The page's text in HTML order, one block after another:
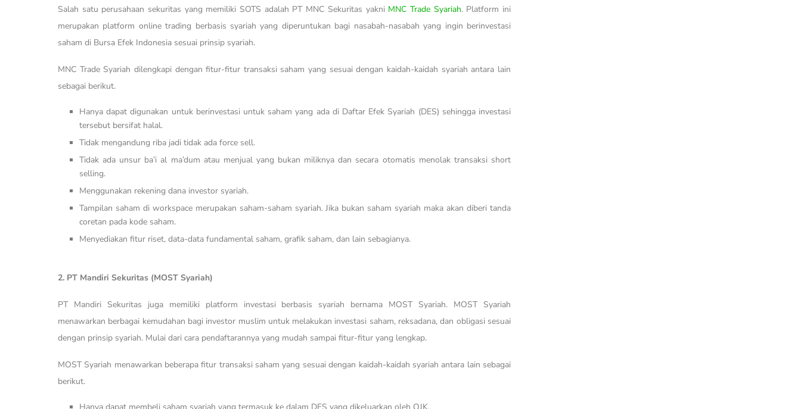
Salah satu perusahaan sekuritas yang memiliki SOTS adalah PT MNC Sekuritas yakni MNC Trade Syariah. Platform ini
merupakan platform online trading berbasis syariah yang diperuntukan bagi nasabah-nasabah yang ingin berinvestasi
saham di Bursa Efek Indonesia sesuai prinsip syariah.
MNC Trade Syariah dilengkapi dengan fitur-fitur transaksi saham yang sesuai dengan kaidah-kaidah syariah antara lain
sebagai berikut.
Hanya dapat digunakan untuk berinvestasi untuk saham yang ada di Daftar Efek Syariah (DES) sehingga investasi
tersebut bersifat halal.
Tidak mengandung riba jadi tidak ada force sell.
Tidak ada unsur ba’i al ma’dum atau menjual yang bukan miliknya dan secara otomatis menolak transaksi short
selling.
Menggunakan rekening dana investor syariah.
Tampilan saham di workspace merupakan saham-saham syariah. Jika bukan saham syariah maka akan diberi tanda
coretan pada kode saham.
Menyediakan fitur riset, data-data fundamental saham, grafik saham, dan lain sebagianya.
2. PT Mandiri Sekuritas (MOST Syariah)
PT Mandiri Sekuritas juga memiliki platform investasi berbasis syariah bernama MOST Syariah. MOST Syariah
menawarkan berbagai kemudahan bagi investor muslim untuk melakukan investasi saham, reksadana, dan obligasi sesuai
dengan prinsip syariah. Mulai dari cara pendaftarannya yang mudah sampai fitur-fitur yang lengkap.
MOST Syariah menawarkan beberapa fitur transaksi saham yang sesuai dengan kaidah-kaidah syariah antara lain sebagai
berikut.